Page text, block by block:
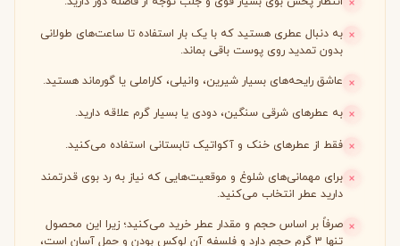
به دنبال عطری هستید که با یک بار استفاده تا ساعت‌های طولانی
بدون تمدید روی پوست باقی بماند.
عاشق رایحه‌های بسیار شیرین، وانیلی، کاراملی یا گورماند هستید.
به عطرهای شرقی سنگین، دودی یا بسیار گرم علاقه دارید.
فقط از عطرهای خنک و آکواتیک تابستانی استفاده می‌کنید.
برای مهمانی‌های شلوغ و موقعیت‌هایی که نیاز به رد بوی قدرتمند
دارید عطر انتخاب می‌کنید.
صرفاً بر اساس حجم و مقدار عطر خرید می‌کنید؛ زیرا این محصول
تنها 3 گرم حجم دارد و فلسفه آن لوکس بودن و حمل آسان است،
نه حجم زیاد.